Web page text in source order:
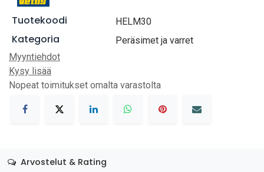
Tuotekoodi HELM30
Kategoria
Peräsimet ja varret
Myyntiehdot
Kysy lisää
Nopeat toimitukset omalta varastolta
Arvostelut & Rating